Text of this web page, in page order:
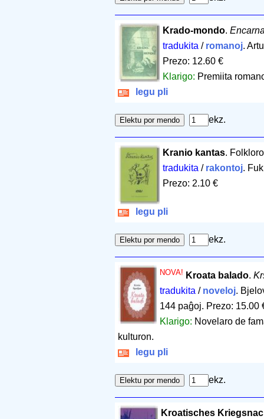
Krado-mondo.
tradukita / romanoj.
Prezo: 12.60 €
Klarigo: Premiita
legu pli
ekz.
Kranio kantas.
tradukita / rakontoj.
Prezo: 2.10 €
legu pli
ekz.
NOVA! Kroata balado.
tradukita / noveloj.
144 paĝoj. Prezo: 15.00
Klarigo: Novelaro de
kulturon.
legu pli
ekz.
Kroatisches